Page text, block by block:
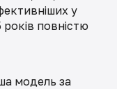
у
повністю
модель за